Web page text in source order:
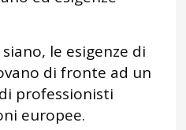
le esigenze di
di fronte ad un
professionisti
europee.